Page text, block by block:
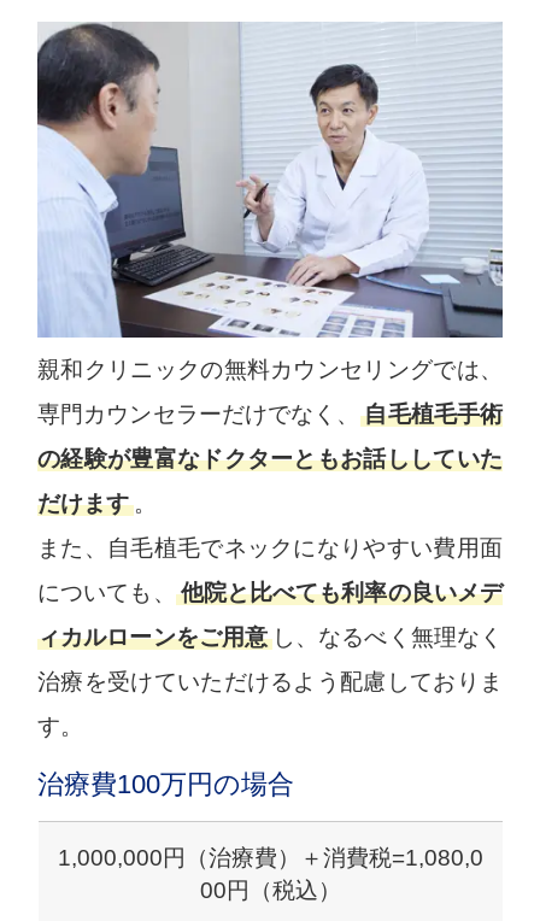
親和クリニックの無料カウンセリングでは、
専門カウンセラーだけでなく、
自毛植毛手術
の経験が豊富なドクターともお話ししていた
だけます。
また、自毛植毛でネックになりやすい費用面
についても、
他院と比べても利率の良いメデ
ィカルローンをご用意し、なるべく無理なく
治療を受けていただけるよう配慮しておりま
す。
治療費100万円の場合
1,000,000円（治療費）＋消費税=1,080,0
00円（税込）